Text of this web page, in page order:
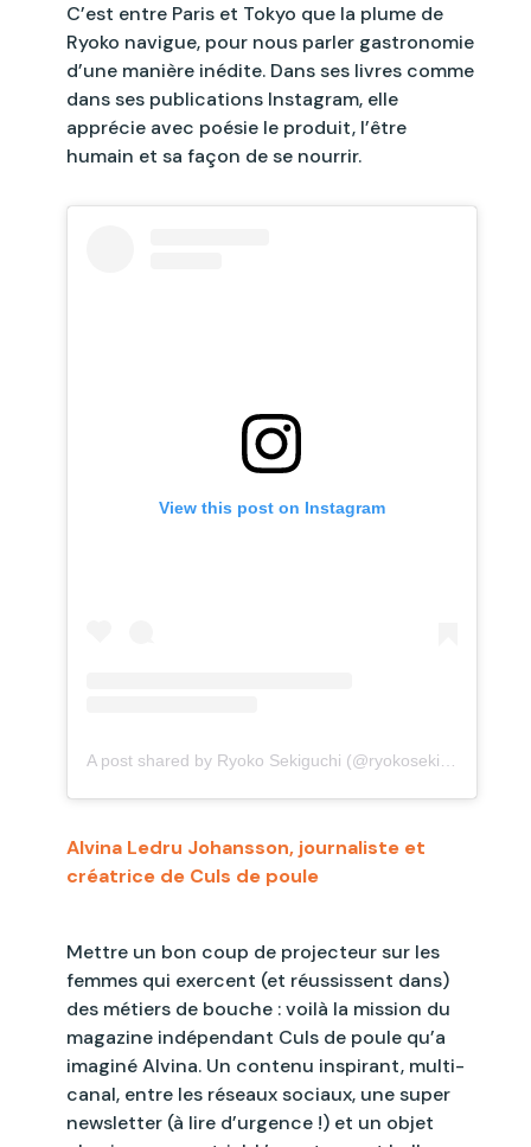
C’est entre Paris et Tokyo que la plume de
Ryoko navigue, pour nous parler gastronomie
d’une manière inédite. Dans ses livres comme
dans ses publications Instagram, elle
apprécie avec poésie le produit, l’être
humain et sa façon de se nourrir.
View this post on Instagram
A post shared by Ryoko Sekiguchi (@ryokosekiguchi)
Alvina Ledru Johansson, journaliste et
créatrice de Culs de poule
Mettre un bon coup de projecteur sur les
femmes qui exercent (et réussissent dans)
des métiers de bouche : voilà la mission du
magazine indépendant Culs de poule qu’a
imaginé Alvina. Un contenu inspirant, multi-
canal, entre les réseaux sociaux, une super
newsletter (à lire d’urgence !) et un objet